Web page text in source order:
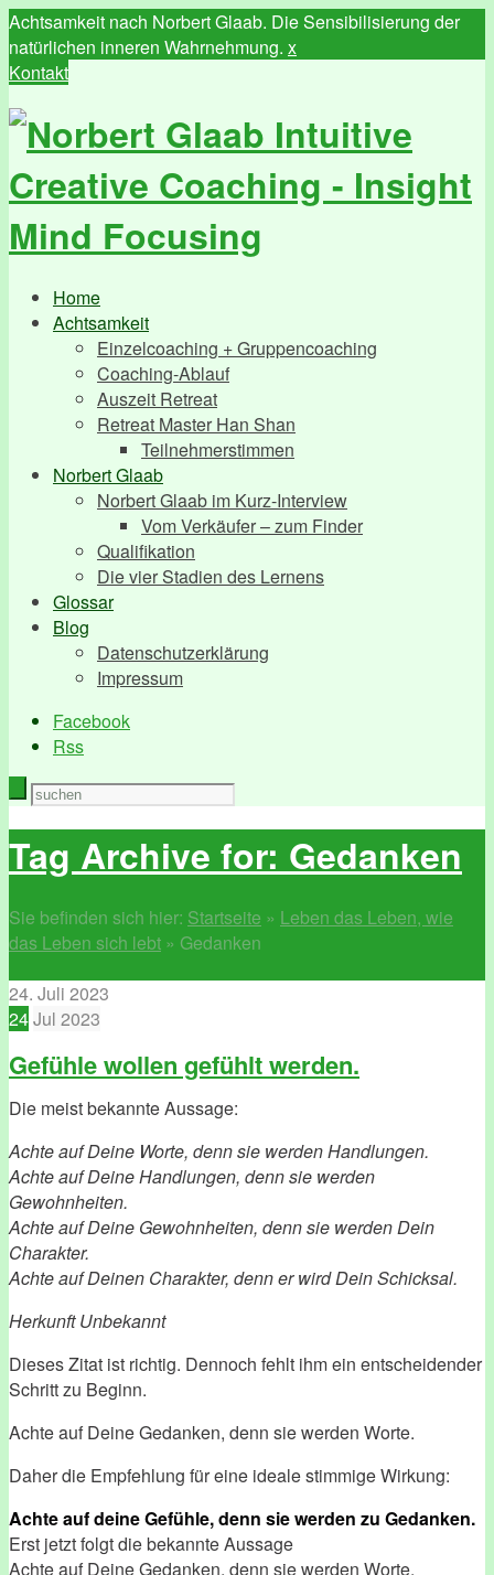
Achtsamkeit nach Norbert Glaab. Die Sensibilisierung der
natürlichen inneren Wahrnehmung. x
Kontakt
Home
Achtsamkeit
Einzelcoaching + Gruppencoaching
Coaching-Ablauf
Auszeit Retreat
Retreat Master Han Shan
Teilnehmerstimmen
Norbert Glaab
Norbert Glaab im Kurz-Interview
Vom Verkäufer – zum Finder
Qualifikation
Die vier Stadien des Lernens
Glossar
Blog
Datenschutzerklärung
Impressum
Facebook
Rss
Tag Archive for: Gedanken
Sie befinden sich hier: Startseite » Leben das Leben, wie
das Leben sich lebt » Gedanken
24. Juli 2023
24Jul 2023
Gefühle wollen gefühlt werden.
Die meist bekannte Aussage:
Achte auf Deine Worte, denn sie werden Handlungen.
Achte auf Deine Handlungen, denn sie werden
Gewohnheiten.
Achte auf Deine Gewohnheiten, denn sie werden Dein
Charakter.
Achte auf Deinen Charakter, denn er wird Dein Schicksal.
Herkunft Unbekannt
Dieses Zitat ist richtig. Dennoch fehlt ihm ein entscheidender
Schritt zu Beginn.
Achte auf Deine Gedanken, denn sie werden Worte.
Daher die Empfehlung für eine ideale stimmige Wirkung:
Achte auf deine Gefühle, denn sie werden zu Gedanken.
Erst jetzt folgt die bekannte Aussage
Achte auf Deine Gedanken, denn sie werden Worte.